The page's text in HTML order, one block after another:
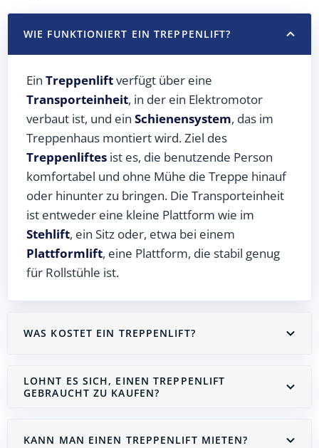
WIE FUNKTIONIERT EIN TREPPENLIFT?
Ein Treppenliftverfügt über eine
Transporteinheit, in der ein Elektromotor
verbaut ist, und ein Schienensystem, das im
Treppenhaus montiert wird. Ziel des
Treppenliftes ist es, die benutzende Person
komfortabel und ohne Mühe die Treppe hinauf
oder hinunter zu bringen. Die Transporteinheit
ist entweder eine kleine Plattform wie im
Stehlift, ein Sitz oder, etwa bei einem
Plattformlift, eine Plattform, die stabil genug
für Rollstühle ist.
WAS KOSTET EIN TREPPENLIFT?
LOHNT ES SICH, EINEN TREPPENLIFT
GEBRAUCHT ZU KAUFEN?
KANN MAN EINEN TREPPENLIFT MIETEN?